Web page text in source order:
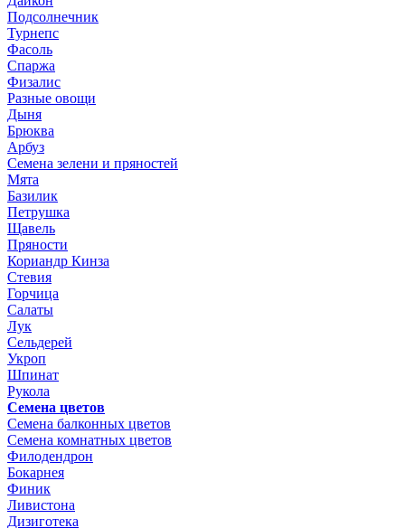
Подсолнечник
Турнепс
Фасоль
Спаржа
Физалис
Разные овощи
Дыня
Брюква
Арбуз
Семена зелени и пряностей
Мята
Базилик
Петрушка
Щавель
Пряности
Кориандр Кинза
Стевия
Горчица
Салаты
Лук
Сельдерей
Укроп
Шпинат
Рукола
Семена цветов
Семена балконных цветов
Семена комнатных цветов
Филодендрон
Бокарнея
Финик
Ливистона
Дизиготека